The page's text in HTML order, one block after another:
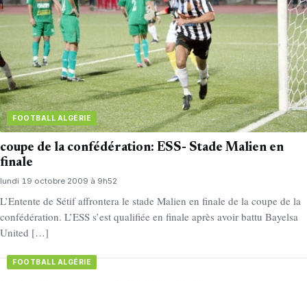
FOOTBALL ALGÉRIE
coupe de la confédération: ESS- Stade Malien en
finale
lundi 19 octobre 2009 à 9h52
L’Entente de Sétif affrontera le stade Malien en finale de la coupe de la
confédération. L’ESS s’est qualifiée en finale après avoir battu Bayelsa
United […]
FOOTBALL ALGÉRIE